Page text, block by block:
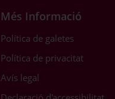
Més Informació
Política de galetes
Política de privacitat
Avís legal